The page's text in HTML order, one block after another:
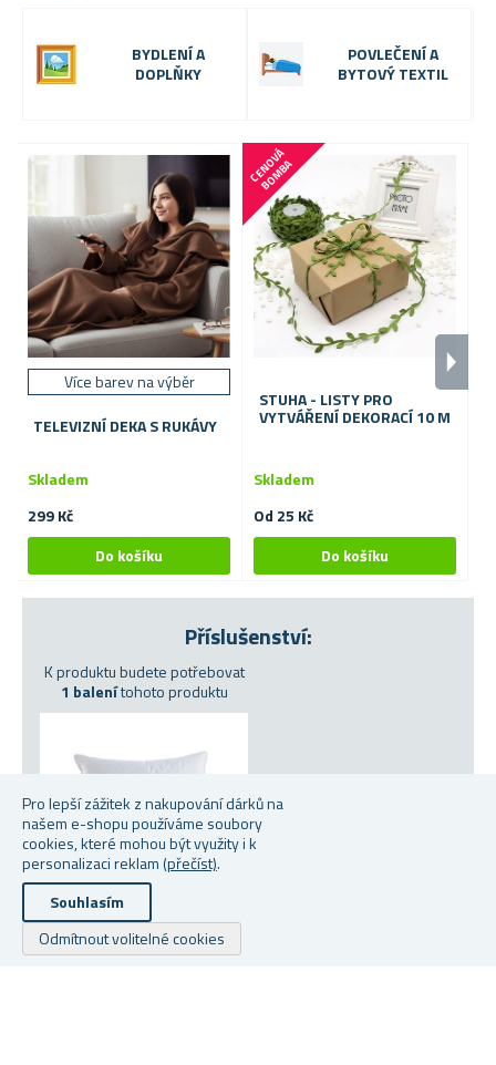
Pro lepší zážitek z nakupování dárků na
našem e-shopu používáme soubory
cookies, které mohou být využity i k
personalizaci reklam (přečíst).
Souhlasím
Odmítnout volitelné cookies
BYDLENÍ A
DOPLŇKY
POVLEČENÍ A
BYTOVÝ TEXTIL
Více barev na výběr
TELEVIZNÍ DEKA S RUKÁVY
299 Kč
Skladem
C
E
N
O
V
Á
B
O
M
B
A
STUHA - LISTY PRO
VYTVÁŘENÍ DEKORACÍ 10 M
Od 25 Kč
Skladem
Příslušenství:
K produktu budete potřebovat
1 balenítohoto produktu
POLŠTÁŘEK 40 X 40 CM